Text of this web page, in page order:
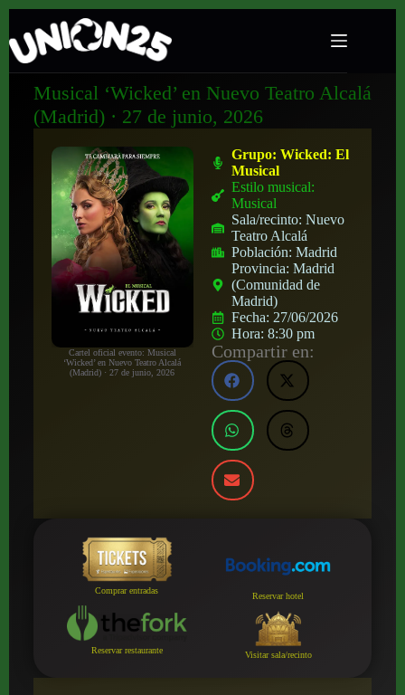
Musical ‘Wicked’ en Nuevo Teatro Alcalá
(Madrid) · 27 de junio, 2026
Cartel oficial evento: Musical
‘Wicked’ en Nuevo Teatro Alcalá
(Madrid) · 27 de junio, 2026
Grupo:Wicked: El
Musical
Estilo musical:
Musical
Sala/recinto:Nuevo
Teatro Alcalá
Población:Madrid
Provincia:Madrid
(Comunidad de
Madrid)
Fecha: 27/06/2026
Hora:8:30 pm
Compartir en:
Comprar entradas
Reservar hotel
Reservar restaurante Visitar sala/recinto